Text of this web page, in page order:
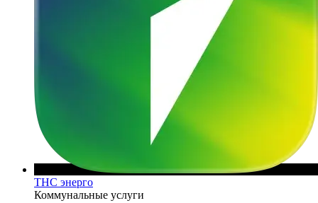
ТНС энерго
Коммунальные услуги